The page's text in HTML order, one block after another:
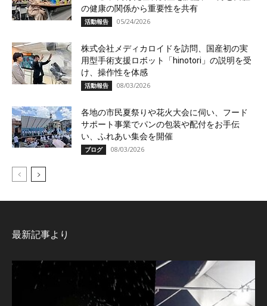
の健康の関係から重要性を共有
活動報告 05/24/2026
株式会社メディカロイドを訪問、国産初の実
用型手術支援ロボット「hinotori」の説明を受
け、操作性を体感
活動報告 08/03/2026
各地の市民夏祭りや花火大会に伺い、フード
サポート事業でパンの包装や配付をお手伝
い、ふれあい集会を開催
ブログ 08/03/2026
最新記事より